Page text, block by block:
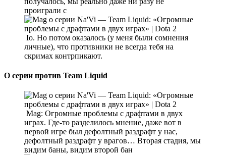
проиграли с
Io. Но потом оказалось (у меня были сомнения
личные), что противники не всегда тебя на
скримах контрпикают.
О серии против Team Liquid
Mag: Огромные проблемы с драфтами в двух
играх. Где-то разделилось мнение, даже вот в
первой игре был дефолтный раздрафт у нас,
дефолтный раздрафт у врагов… Вторая стадия, мы
видим баны, видим второй бан